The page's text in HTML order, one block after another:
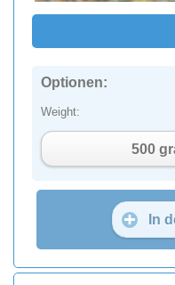
Optionen:
Weight:
500
In